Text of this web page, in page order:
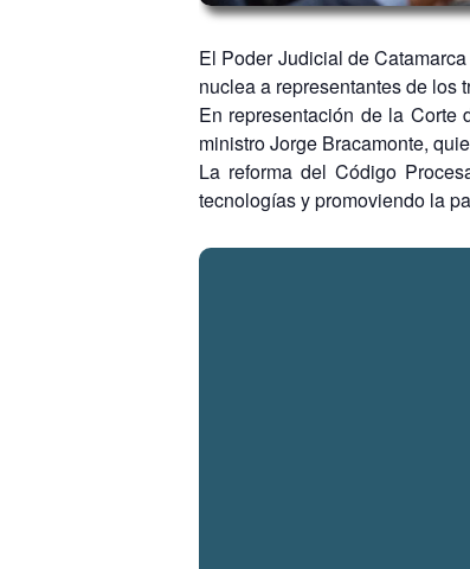
El Poder Judicial de
nuclea a representantes de los
En representación de la Corte
ministro Jorge Bracamonte,
La reforma del Código
tecnologías y promoviendo la